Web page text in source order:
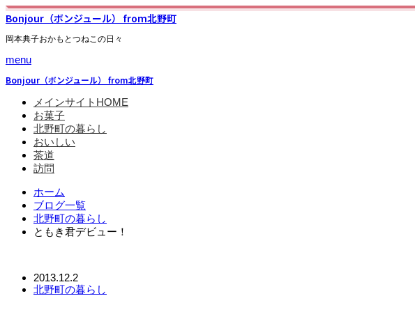
Bonjour（ボンジュール） from北野町
岡本典子おかもとつねこの日々
menu
Bonjour（ボンジュール） from北野町
メインサイトHOME
お菓子
北野町の暮らし
おいしい
茶道
訪問
ホーム
ブログ一覧
北野町の暮らし
ともき君デビュー！
2013.12.2
北野町の暮らし